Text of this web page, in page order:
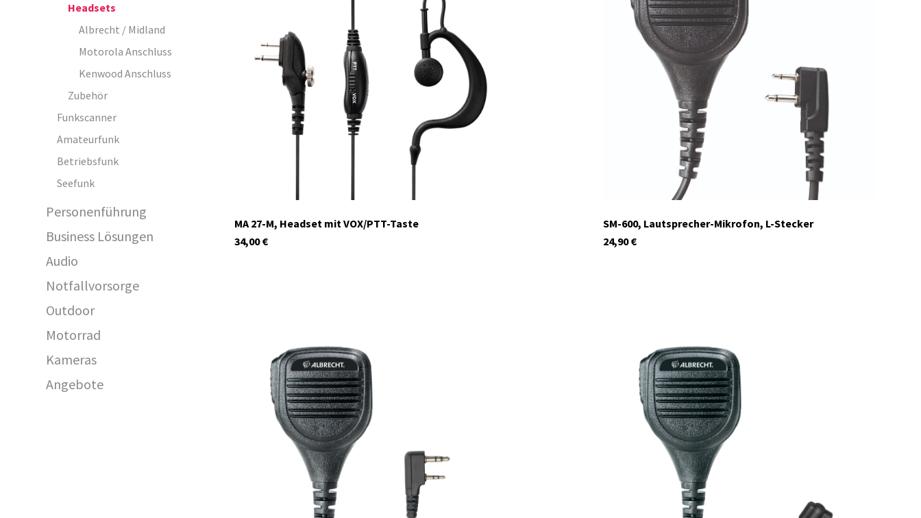
Headsets
Albrecht / Midland
Motorola Anschluss
Kenwood Anschluss
Zubehör
Funkscanner
Amateurfunk
Betriebsfunk
Seefunk
Personenführung
Business Lösungen
Audio
Notfallvorsorge
Outdoor
Motorrad
Kameras
Angebote
MA 27-M, Headset mit VOX/PTT-Taste
€
34,00
SM-600, Lautsprecher-Mikrofon, L-Stecker
€
24,90
41756